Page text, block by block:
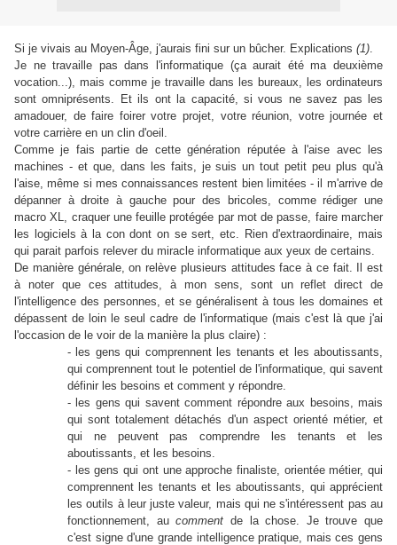
Si je vivais au Moyen-Âge, j'aurais fini sur un bûcher. Explications (1).
Je ne travaille pas dans l'informatique (ça aurait été ma deuxième
vocation...), mais comme je travaille dans les bureaux, les ordinateurs
sont omniprésents. Et ils ont la capacité, si vous ne savez pas les
amadouer, de faire foirer votre projet, votre réunion, votre journée et
votre carrière en un clin d'oeil.
Comme je fais partie de cette génération réputée à l'aise avec les
machines - et que, dans les faits, je suis un tout petit peu plus qu'à
l'aise, même si mes connaissances restent bien limitées - il m'arrive de
dépanner à droite à gauche pour des bricoles, comme rédiger une
macro XL, craquer une feuille protégée par mot de passe, faire marcher
les logiciels à la con dont on se sert, etc. Rien d'extraordinaire, mais
qui parait parfois relever du miracle informatique aux yeux de certains.
De manière générale, on relève plusieurs attitudes face à ce fait. Il est
à noter que ces attitudes, à mon sens, sont un reflet direct de
l'intelligence des personnes, et se généralisent à tous les domaines et
dépassent de loin le seul cadre de l'informatique (mais c'est là que j'ai
l'occasion de le voir de la manière la plus claire) :
- les gens qui comprennent les tenants et les aboutissants,
qui comprennent tout le potentiel de l'informatique, qui savent
définir les besoins et comment y répondre.
- les gens qui savent comment répondre aux besoins, mais
qui sont totalement détachés d'un aspect orienté métier, et
qui ne peuvent pas comprendre les tenants et les
aboutissants, et les besoins.
- les gens qui ont une approche finaliste, orientée métier, qui
comprennent les tenants et les aboutissants, qui apprécient
les outils à leur juste valeur, mais qui ne s'intéressent pas au
fonctionnement, aucomment de la chose. Je trouve que
c'est signe d'une grande intelligence pratique, mais ces gens